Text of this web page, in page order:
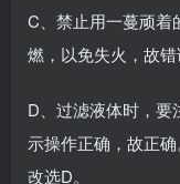
C、禁止用一蔓顽着
燃，以免失火，故错
D、过滤液体时，要
示操作正确，故正确
改选D。